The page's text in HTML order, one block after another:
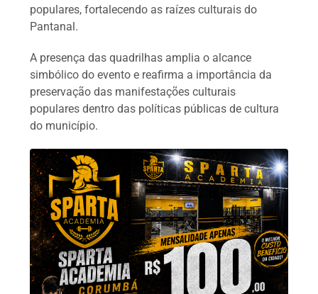
populares, fortalecendo as raízes culturais do
Pantanal.
A presença das quadrilhas amplia o alcance
simbólico do evento e reafirma a importância da
preservação das manifestações culturais
populares dentro das políticas públicas de cultura
do município.